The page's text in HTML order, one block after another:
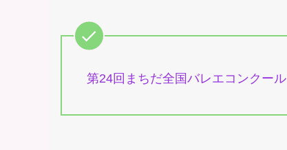
第24回まちだ全国バレエコンクール